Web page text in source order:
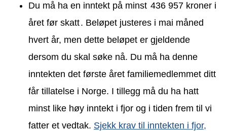
Du må ha en inntekt på minst436 957 kroner i
året før skatt. Beløpet justeres i mai måned
hvert år, men dette beløpet er gjeldende
dersom du skal søke nå. Du må ha denne
inntekten det første året familiemedlemmet ditt
får tillatelse i Norge. I tillegg må du ha hatt
minst like høy inntekt i fjor og i tiden frem til vi
fatter et vedtak. Sjekk krav til inntekten i fjor,